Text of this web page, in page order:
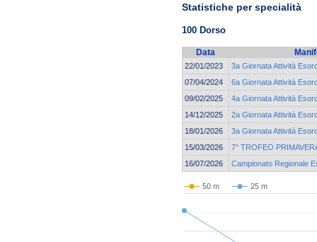
Statistiche per specialità
100 Dorso
Data
22/01/2023
3a Giornata Attività
07/04/2024
6a Giornata Attività
09/02/2025
4a Giornata Attività
14/12/2025
2a Giornata Attività
18/01/2026
3a Giornata Attività
15/03/2026
7° TROFEO
16/07/2026
Campionato Regionale
50 m 25 m